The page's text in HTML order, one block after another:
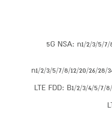
5G NSA: n1/2/3/5/7/
n1/2/3/5/7/8/12/20/26/28/
LTE FDD: B1/2/3/4/5/7/8/